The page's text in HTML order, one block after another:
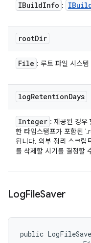
IBuildInfo :
rootDir
File : 루트 파일 시스템
logRetentionDays
Integer : 제공된 경
한 타임스탬프가 포함된
됩니다. 외부 정리 스크립
를 삭제할 시기를 결정할
LogFileSaver
public